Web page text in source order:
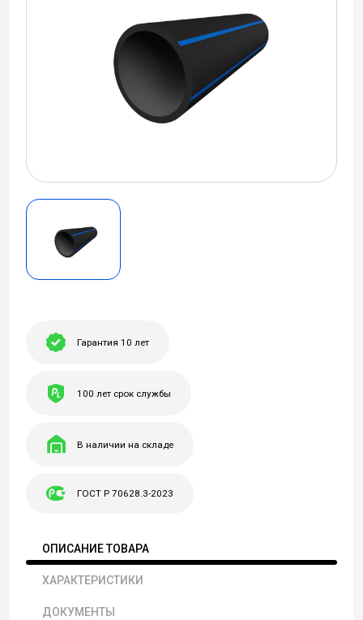
Гарантия 10 лет
100 лет срок службы
В наличии на складе
ГОСТ Р 70628.3-2023
ОПИСАНИЕ ТОВАРА
ХАРАКТЕРИСТИКИ
ДОКУМЕНТЫ